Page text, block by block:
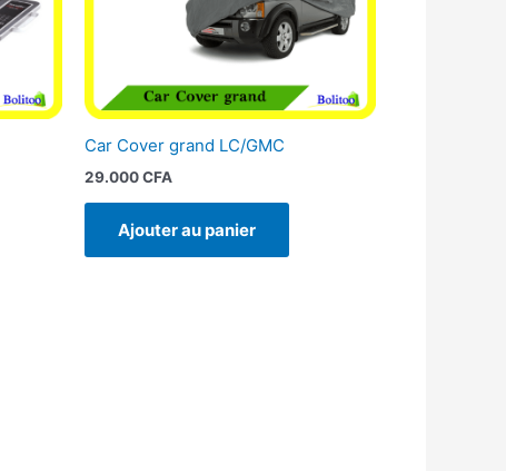
Car Cover grand LC/GMC
29.000CFA
Ajouter au panier